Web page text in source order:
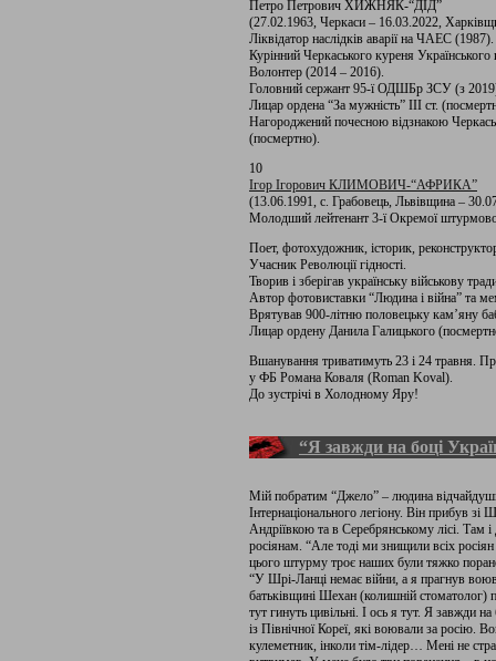
Петро Петрович ХИЖНЯК-“ДІД”
(27.02.1963, Черкаси – 16.03.2022,
Ліквідатор наслідків аварії на ЧАЕС (1987).
Курінний Черкаського куреня Українського
Волонтер (2014 – 2016).
Головний сержант 95-ї ОДШБр ЗСУ (з
Лицар ордена “За мужність” ІІІ ст.
Нагороджений почесною відзнакою
(посмертно).
10
Ігор Ігорович КЛИМОВИЧ-“АФРИКА”
(13.06.1991, с. Грабовець, Львівщина –
Молодший лейтенант 3-ї Окремої
Поет, фотохудожник, історик,
Учасник Революції гідності.
Творив і зберігав українську військову
Автор фотовиставки “Людина і війна” та
Врятував 900-літню половецьку кам’яну
Лицар ордену Данила Галицького
Вшанування триватимуть 23 і 24 травня.
у ФБ Романа Коваля (Roman Koval).
До зустрічі в Холодному Яру!
“Я завжди на боці
Мій побратим “Джело” – людина
Інтернаціонального легіону. Він прибув
Андріївкою та в Серебрянському лісі. Там
росіянам. “Але тоді ми знищили всіх
цього штурму троє наших були тяжко
“У Шрі-Ланці немає війни, а я прагнув
батьківщині Шехан (колишній стоматолог)
тут гинуть цивільні. І ось я тут. Я завжди
із Північної Кореї, які воювали за росію.
кулеметник, інколи тім-лідер… Мені не